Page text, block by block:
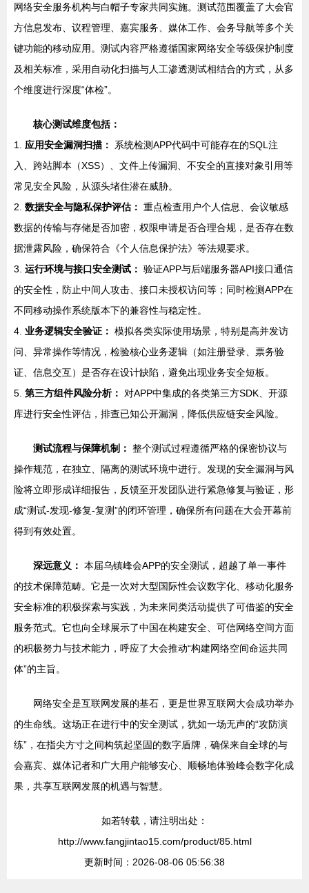
网络安全服务机构与白帽子专家共同实施。测试范围覆盖了大会官
方信息发布、议程管理、嘉宾服务、媒体工作、会务导航等多个关
键功能的移动应用。测试内容严格遵循国家网络安全等级保护制度
及相关标准，采用自动化扫描与人工渗透测试相结合的方式，从多
个维度进行深度“体检”。
核心测试维度包括：
1. 应用安全漏洞扫描：
系统检测APP代码中可能存在的SQL注
入、跨站脚本（XSS）、文件上传漏洞、不安全的直接对象引用等
常见安全风险，从源头堵住潜在威胁。
2. 数据安全与隐私保护评估： 重点检查用户个人信息、会议敏感
数据的传输与存储是否加密，权限申请是否合理合规，是否存在数
据泄露风险，确保符合《个人信息保护法》等法规要求。
3. 运行环境与接口安全测试： 验证APP与后端服务器API接口通信
的安全性，防止中间人攻击、接口未授权访问等；同时检测APP在
不同移动操作系统版本下的兼容性与稳定性。
4. 业务逻辑安全验证： 模拟各类实际使用场景，特别是高并发访
问、异常操作等情况，检验核心业务逻辑（如注册登录、票务验
证、信息交互）是否存在设计缺陷，避免出现业务安全短板。
5. 第三方组件风险分析：
对APP中集成的各类第三方SDK、开源
库进行安全性评估，排查已知公开漏洞，降低供应链安全风险。
测试流程与保障机制： 整个测试过程遵循严格的保密协议与
操作规范，在独立、隔离的测试环境中进行。发现的安全漏洞与风
险将立即形成详细报告，反馈至开发团队进行紧急修复与验证，形
成“测试-发现-修复-复测”的闭环管理，确保所有问题在大会开幕前
得到有效处置。
深远意义： 本届乌镇峰会APP的安全测试，超越了单一事件
的技术保障范畴。它是一次对大型国际性会议数字化、移动化服务
安全标准的积极探索与实践，为未来同类活动提供了可借鉴的安全
服务范式。它也向全球展示了中国在构建安全、可信网络空间方面
的积极努力与技术能力，呼应了大会推动“构建网络空间命运共同
体”的主旨。
网络安全是互联网发展的基石，更是世界互联网大会成功举办
的生命线。这场正在进行中的安全测试，犹如一场无声的“攻防演
练”，在指尖方寸之间构筑起坚固的数字盾牌，确保来自全球的与
会嘉宾、媒体记者和广大用户能够安心、顺畅地体验峰会数字化成
果，共享互联网发展的机遇与智慧。
如若转载，请注明出处：
http://www.fangjintao15.com/product/85.html
更新时间：2026-08-06 05:56:38